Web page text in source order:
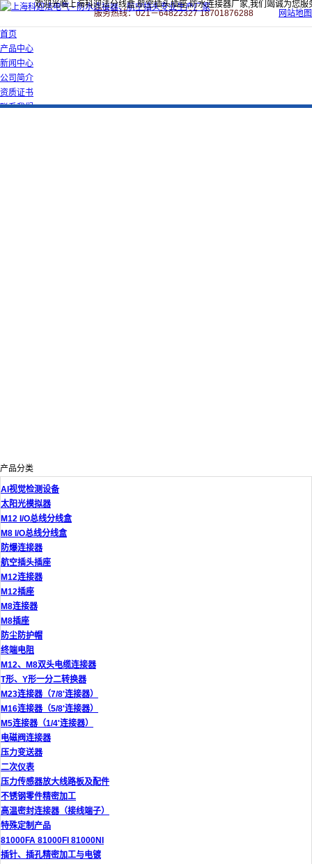
欢迎光临上海科迎法分线盒,航空插头插座,防水连接器厂家,我们竭诚为您服
服务热线：021－64822327 18701876288
网站地图
首页
产品中心
新闻中心
公司简介
资质证书
联系我们
产品分类
AI视觉检测设备
太阳光模拟器
M12 I/O总线分线盒
M8 I/O总线分线盒
防爆连接器
航空插头插座
M12连接器
M12插座
M8连接器
M8插座
防尘防护帽
终端电阻
M12、M8双头电缆连接器
T形、Y形一分二转换器
M23连接器（7/8'连接器）
M16连接器（5/8'连接器）
M5连接器（1/4'连接器）
电磁阀连接器
压力变送器
二次仪表
压力传感器放大线路板及配件
不锈钢零件精密加工
高温密封连接器（接线端子）
特殊定制产品
81000FA 81000FI 81000NI
插针、插孔精密加工与电镀